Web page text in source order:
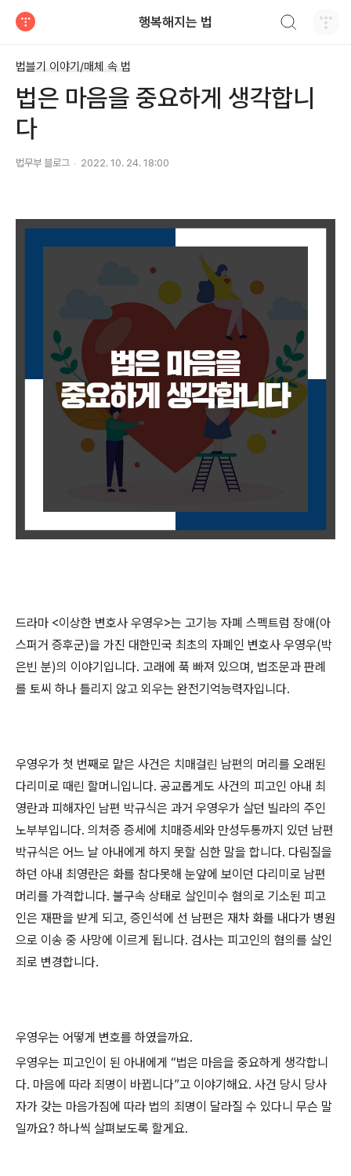
행복해지는 법
법블기 이야기/매체 속 법
법은 마음을 중요하게 생각합니
다
법무부 블로그 2022. 10. 24. 18:00
드라마 <이상한 변호사 우영우>는 고기능 자폐 스펙트럼 장애(아
스퍼거 증후군)을 가진 대한민국 최초의 자폐인 변호사 우영우(박
은빈 분)의 이야기입니다. 고래에 푹 빠져 있으며, 법조문과 판례
를 토씨 하나 틀리지 않고 외우는 완전기억능력자입니다.
우영우가 첫 번째로 맡은 사건은 치매걸린 남편의 머리를 오래된
다리미로 때린 할머니입니다. 공교롭게도 사건의 피고인 아내 최
영란과 피해자인 남편 박규식은 과거 우영우가 살던 빌라의 주인
노부부입니다. 의처증 증세에 치매증세와 만성두통까지 있던 남편
박규식은 어느 날 아내에게 하지 못할 심한 말을 합니다. 다림질을
하던 아내 최영란은 화를 참다못해 눈앞에 보이던 다리미로 남편
머리를 가격합니다. 불구속 상태로 살인미수 혐의로 기소된 피고
인은 재판을 받게 되고, 증인석에 선 남편은 재차 화를 내다가 병원
으로 이송 중 사망에 이르게 됩니다. 검사는 피고인의 혐의를 살인
죄로 변경합니다.
우영우는 어떻게 변호를 하였을까요.
우영우는 피고인이 된 아내에게 “법은 마음을 중요하게 생각합니
다. 마음에 따라 죄명이 바뀝니다”고 이야기해요. 사건 당시 당사
자가 갖는 마음가짐에 따라 법의 죄명이 달라질 수 있다니 무슨 말
일까요? 하나씩 살펴보도록 할게요.